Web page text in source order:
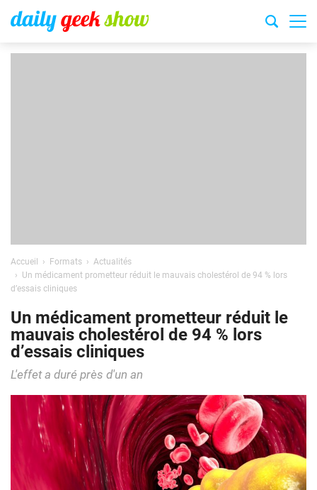
Accueil Formats
Actualités
Un médicament prometteur réduit le mauvais cholestérol de 94 % lors
d’essais cliniques
Un médicament prometteur réduit le
mauvais cholestérol de 94 % lors
d’essais cliniques
L'effet a duré près d'un an